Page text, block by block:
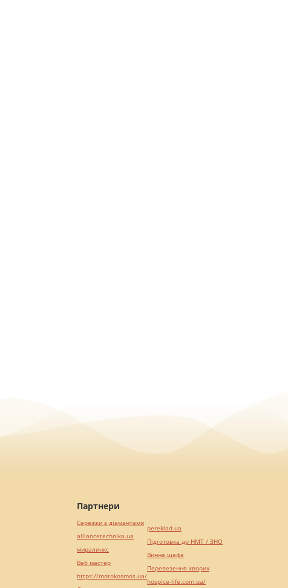
Партнери
Сережки з діамантами
alliancetechnika.ua
миралинкс
Веб мастер
https://motokosmos.ua/
pereklad.ua
Підготовка до НМТ / ЗНО
Винна шафа
Перевезення хворих
hospice-life.com.ua/